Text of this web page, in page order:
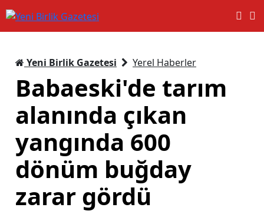
Yeni Birlik Gazetesi Yerel Haberler
Babaeski'de tarım
alanında çıkan
yangında 600
dönüm buğday
zarar gördü